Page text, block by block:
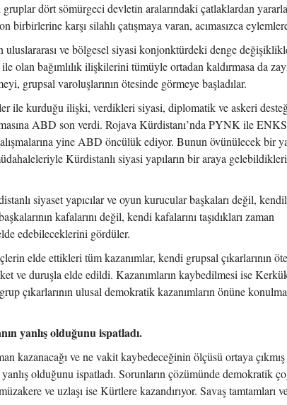
gruplar dört sömürgeci devletin aralarındaki çatlaklardan
birbirlerine karşı silahlı çatışmaya varan, acımasızca
uluslararası ve bölgesel siyasi konjonktürdeki denge
olan bağımlılık ilişkilerini tümüyle ortadan kaldırmasa da
grupsal varoluşlarının ötesinde görmeye başladılar.
ile kurduğu ilişki, verdikleri siyasi, diplomatik ve askeri
ABD son verdi. Rojava Kürdistanı’nda PYNK ile ENKS
yine ABD öncülük ediyor. Bunun övünülecek bir
Kürdistanlı siyasi yapıların bir araya
siyaset yapıcılar ve oyun kurucular başkaları değil,
kafalarını değil, kendi kafalarını taşıdıkları zaman
edebileceklerini gördüler.
elde ettikleri tüm kazanımlar, kendi grupsal çıkarlarının
ve duruşla elde edildi. Kazanımların kaybedilmesi ise
çıkarlarının ulusal demokratik kazanımların önüne
yanlış olduğunu ispatladı.
kazanacağı ve ne vakit kaybedeceğinin ölçüsü ortaya
olduğunu ispatladı. Sorunların çözümünde demokratik
ve uzlaşı ise Kürtlere kazandırıyor. Savaş tamtamları